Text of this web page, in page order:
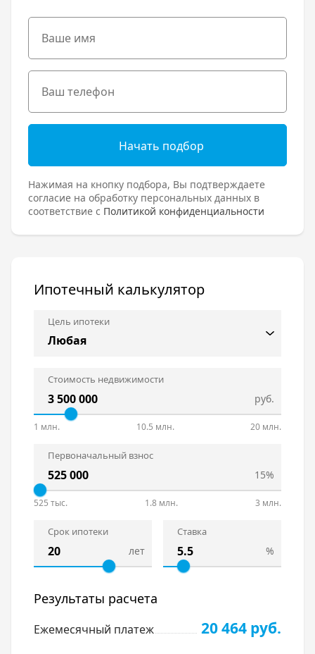
Начать подбор
Нажимая на кнопку подбора, Вы подтверждаете
согласие на обработку персональных данных в
соответствие с Политикой конфиденциальности
Ипотечный калькулятор
Цель ипотеки
Стоимость недвижимости
руб.
1 млн. 10.5 млн. 20 млн.
Первоначальный взнос
15%
525 тыс. 1.8 млн. 3 млн.
Срок ипотеки
лет
Ставка
%
Результаты расчета
Ежемесячный платеж 20 464 руб.